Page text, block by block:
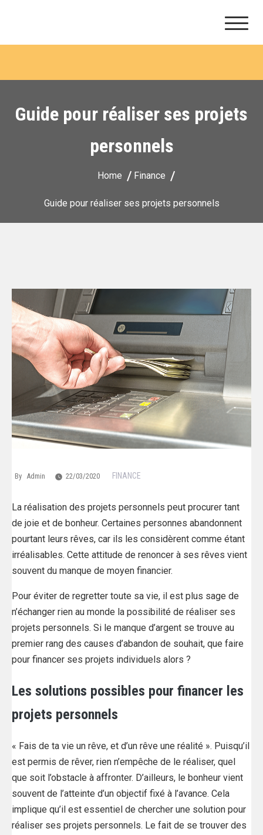
Guide pour réaliser ses projets
personnels
Home Finance
Guide pour réaliser ses projets personnels
By Admin 22/03/2020 FINANCE
La réalisation des projets personnels peut procurer tant
de joie et de bonheur. Certaines personnes abandonnent
pourtant leurs rêves, car ils les considèrent comme étant
irréalisables. Cette attitude de renoncer à ses rêves vient
souvent du manque de moyen financier.
Pour éviter de regretter toute sa vie, il est plus sage de
n’échanger rien au monde la possibilité de réaliser ses
projets personnels. Si le manque d’argent se trouve au
premier rang des causes d’abandon de souhait, que faire
pour financer ses projets individuels alors ?
Les solutions possibles pour financer les
projets personnels
« Fais de ta vie un rêve, et d’un rêve une réalité ». Puisqu’il
est permis de rêver, rien n’empêche de le réaliser, quel
que soit l’obstacle à affronter. D’ailleurs, le bonheur vient
souvent de l’atteinte d’un objectif fixé à l’avance. Cela
implique qu’il est essentiel de chercher une solution pour
réaliser ses projets personnels. Le fait de se trouver des